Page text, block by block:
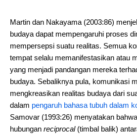
Martin dan Nakayama (2003:86)
budaya dapat mempengaruhi proses
mempersepsi suatu realitas. Semua
tempat selalu memanifestasikan atau
yang menjadi pandangan mereka
budaya. Sebaliknya pula, komunikasi
mengkreasikan realitas budaya dari
dalam pengaruh bahasa tubuh dalam
Samovar (1993:26) menyatakan bahwa
hubungan reciprocal (timbal balik)